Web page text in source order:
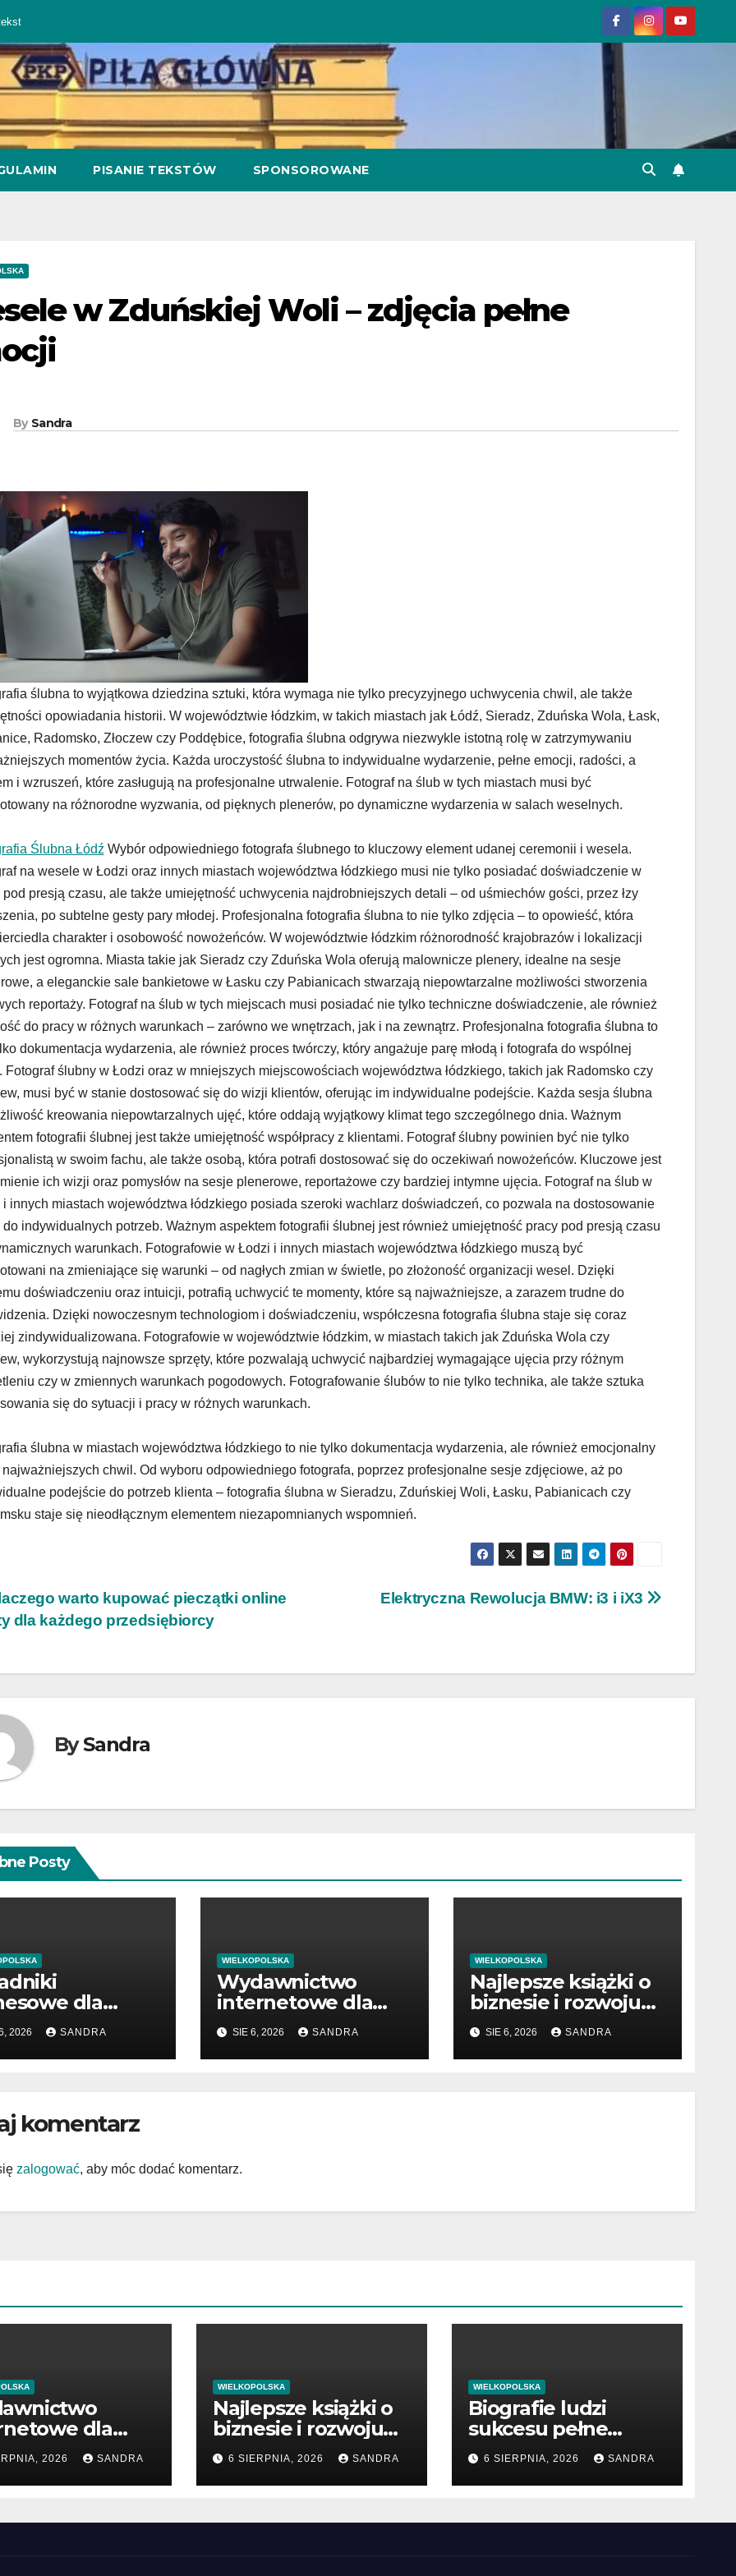
PISANIE TEKSTÓW SPONSOROWANE
w Zduńskiej Woli – zdjęcia pełne
By Sandra
ślubna to wyjątkowa dziedzina sztuki, która wymaga nie tylko precyzyjnego uchwycenia chwil, ale także
opowiadania historii. W województwie łódzkim, w takich miastach jak Łódź, Sieradz, Zduńska Wola, Łask,
Radomsko, Złoczew czy Poddębice, fotografia ślubna odgrywa niezwykle istotną rolę w zatrzymywaniu
momentów życia. Każda uroczystość ślubna to indywidualne wydarzenie, pełne emocji, radości, a
i wzruszeń, które zasługują na profesjonalne utrwalenie. Fotograf na ślub w tych miastach musi być
na różnorodne wyzwania, od pięknych plenerów, po dynamiczne wydarzenia w salach weselnych.
Ślubna Łódź Wybór odpowiedniego fotografa ślubnego to kluczowy element udanej ceremonii i wesela.
na wesele w Łodzi oraz innych miastach województwa łódzkiego musi nie tylko posiadać doświadczenie w
pod presją czasu, ale także umiejętność uchwycenia najdrobniejszych detali – od uśmiechów gości, przez łzy
po subtelne gesty pary młodej. Profesjonalna fotografia ślubna to nie tylko zdjęcia – to opowieść, która
charakter i osobowość nowożeńców. W województwie łódzkim różnorodność krajobrazów i lokalizacji
jest ogromna. Miasta takie jak Sieradz czy Zduńska Wola oferują malownicze plenery, idealne na sesje
a eleganckie sale bankietowe w Łasku czy Pabianicach stwarzają niepowtarzalne możliwości stworzenia
reportaży. Fotograf na ślub w tych miejscach musi posiadać nie tylko techniczne doświadczenie, ale również
do pracy w różnych warunkach – zarówno we wnętrzach, jak i na zewnątrz. Profesjonalna fotografia ślubna to
dokumentacja wydarzenia, ale również proces twórczy, który angażuje parę młodą i fotografa do wspólnej
Fotograf ślubny w Łodzi oraz w mniejszych miejscowościach województwa łódzkiego, takich jak Radomsko czy
musi być w stanie dostosować się do wizji klientów, oferując im indywidualne podejście. Każda sesja ślubna
kreowania niepowtarzalnych ujęć, które oddają wyjątkowy klimat tego szczególnego dnia. Ważnym
fotografii ślubnej jest także umiejętność współpracy z klientami. Fotograf ślubny powinien być nie tylko
w swoim fachu, ale także osobą, która potrafi dostosować się do oczekiwań nowożeńców. Kluczowe jest
ich wizji oraz pomysłów na sesje plenerowe, reportażowe czy bardziej intymne ujęcia. Fotograf na ślub w
i innych miastach województwa łódzkiego posiada szeroki wachlarz doświadczeń, co pozwala na dostosowanie
do indywidualnych potrzeb. Ważnym aspektem fotografii ślubnej jest również umiejętność pracy pod presją czasu
warunkach. Fotografowie w Łodzi i innych miastach województwa łódzkiego muszą być
na zmieniające się warunki – od nagłych zmian w świetle, po złożoność organizacji wesel. Dzięki
doświadczeniu oraz intuicji, potrafią uchwycić te momenty, które są najważniejsze, a zarazem trudne do
Dzięki nowoczesnym technologiom i doświadczeniu, współczesna fotografia ślubna staje się coraz
zindywidualizowana. Fotografowie w województwie łódzkim, w miastach takich jak Zduńska Wola czy
wykorzystują najnowsze sprzęty, które pozwalają uchwycić najbardziej wymagające ujęcia przy różnym
czy w zmiennych warunkach pogodowych. Fotografowanie ślubów to nie tylko technika, ale także sztuka
się do sytuacji i pracy w różnych warunkach.
ślubna w miastach województwa łódzkiego to nie tylko dokumentacja wydarzenia, ale również emocjonalny
chwil. Od wyboru odpowiedniego fotografa, poprzez profesjonalne sesje zdjęciowe, aż po
podejście do potrzeb klienta – fotografia ślubna w Sieradzu, Zduńskiej Woli, Łasku, Pabianicach czy
staje się nieodłącznym elementem niezapomnianych wspomnień.
Elektryczna Rewolucja BMW: i3 i iX3
warto kupować pieczątki online
dla każdego przedsiębiorcy
BySandra
Posty
dla
i
2026 SANDRA
WIELKOPOLSKA
Wydawnictwo
internetowe dla
miłośników wiedzy
SIE 6, 2026 SANDRA
WIELKOPOLSKA
Najlepsze książki o
biznesie i rozwoju
firmy
SIE 6, 2026 SANDRA
komentarz
zalogować, aby móc dodać komentarz.
dla
wiedzy
2026 SANDRA
WIELKOPOLSKA
Najlepsze książki o
biznesie i rozwoju
firmy
6 SIERPNIA, 2026 SANDRA
WIELKOPOLSKA
Biografie ludzi
sukcesu pełne
cennych lekcji
6 SIERPNIA, 2026 SANDRA